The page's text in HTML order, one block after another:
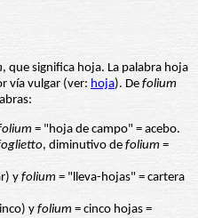
, que significa hoja. La palabra hoja
vía vulgar (ver: hoja). De folium
= "hoja de campo" = acebo.
, diminutivo de folium =
y folium = "lleva-hojas" = cartera
y folium = cinco hojas =